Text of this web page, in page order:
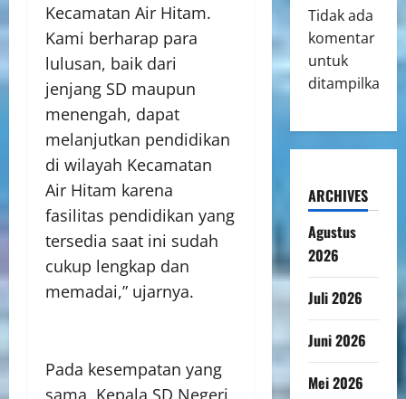
Kecamatan Air Hitam.
Kami berharap para
lulusan, baik dari
jenjang SD maupun
menengah, dapat
melanjutkan pendidikan
di wilayah Kecamatan
Air Hitam karena
fasilitas pendidikan yang
tersedia saat ini sudah
cukup lengkap dan
memadai,” ujarnya.
Pada kesempatan yang
sama, Kepala SD Negeri
Tidak ada
komentar
untuk
ditampilkan.
ARCHIVES
Agustus
2026
Juli 2026
Juni 2026
Mei 2026